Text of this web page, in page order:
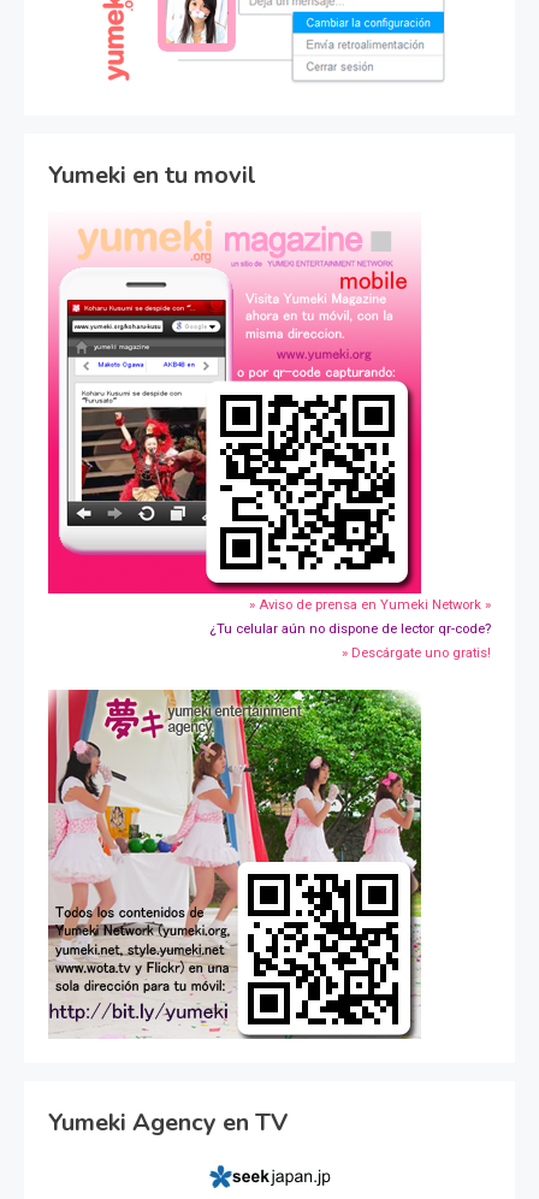
Yumeki en tu movil
» Aviso de prensa en Yumeki Network »
¿Tu celular aún no dispone de lector qr-code?
» Descárgate uno gratis!
Yumeki Agency en TV